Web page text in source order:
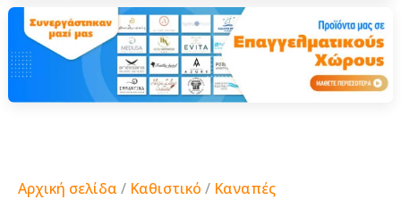
Αρχική σελίδα / Καθιστικό / Καναπές